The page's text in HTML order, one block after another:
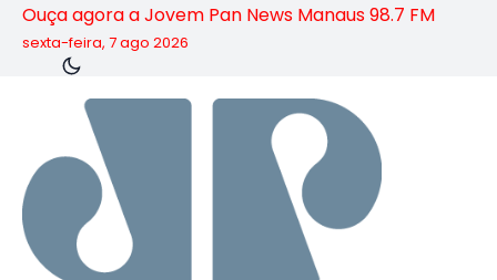
Ouça agora a Jovem Pan News Manaus 98.7 FM
sexta-feira, 7 ago 2026